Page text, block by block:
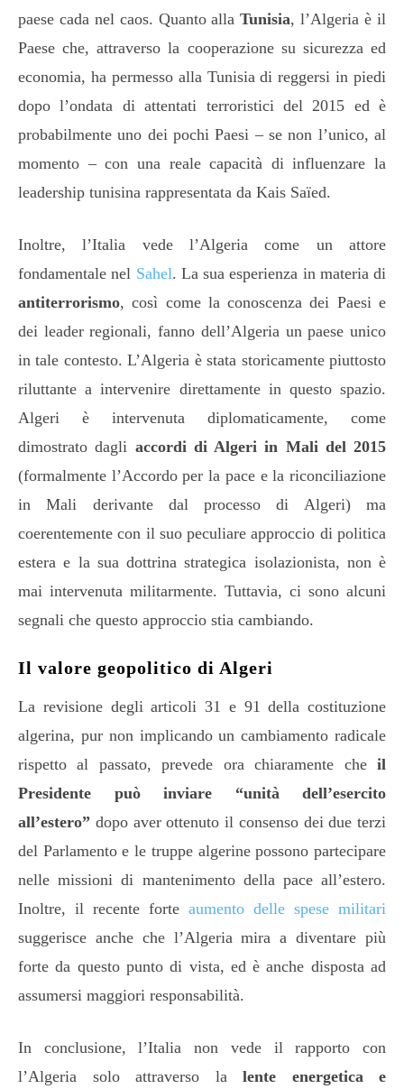
paese cada nel caos. Quanto allaTunisia, l’Algeria è il
Paese che, attraverso la cooperazione su sicurezza ed
economia, ha permesso alla Tunisia di reggersi in piedi
dopo l’ondata di attentati terroristici del 2015 ed è
probabilmente uno dei pochi Paesi – se non l’unico, al
momento – con una reale capacità di influenzare la
leadership tunisina rappresentata da Kais Saïed.
Inoltre, l’Italia vede l’Algeria come un attore
fondamentale nel Sahel. La sua esperienza in materia di
antiterrorismo, così come la conoscenza dei Paesi e
dei leader regionali, fanno dell’Algeria un paese unico
in tale contesto. L’Algeria è stata storicamente piuttosto
riluttante a intervenire direttamente in questo spazio.
Algeri è intervenuta diplomaticamente, come
dimostrato dagli accordi di Algeri in Mali del 2015
(formalmente l’Accordo per la pace e la riconciliazione
in Mali derivante dal processo di Algeri) ma
coerentemente con il suo peculiare approccio di politica
estera e la sua dottrina strategica isolazionista, non è
mai intervenuta militarmente. Tuttavia, ci sono alcuni
segnali che questo approccio stia cambiando.
Il valore geopolitico di Algeri
La revisione degli articoli 31 e 91 della costituzione
algerina, pur non implicando un cambiamento radicale
rispetto al passato, prevede ora chiaramente che il
Presidente può inviare “unità dell’esercito
all’estero” dopo aver ottenuto il consenso dei due terzi
del Parlamento e le truppe algerine possono partecipare
nelle missioni di mantenimento della pace all’estero.
Inoltre, il recente forte aumento delle spese militari
suggerisce anche che l’Algeria mira a diventare più
forte da questo punto di vista, ed è anche disposta ad
assumersi maggiori responsabilità.
In conclusione, l’Italia non vede il rapporto con
l’Algeria solo attraverso la lente energetica e